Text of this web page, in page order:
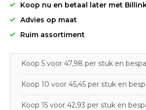
Koop nu en betaal later met
Advies op maat
Ruim assortiment
Koop 5 voor 47,98 per stuk en
Koop 10 voor 45,45 per stuk en
Koop 15 voor 42,93 per stuk en